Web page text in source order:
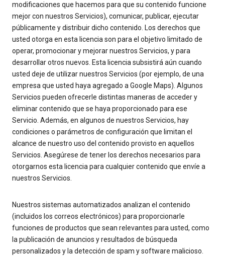
modificaciones que hacemos para que su contenido funcione
mejor con nuestros Servicios), comunicar, publicar, ejecutar
públicamente y distribuir dicho contenido. Los derechos que
usted otorga en esta licencia son para el objetivo limitado de
operar, promocionar y mejorar nuestros Servicios, y para
desarrollar otros nuevos. Esta licencia subsistirá aún cuando
usted deje de utilizar nuestros Servicios (por ejemplo, de una
empresa que usted haya agregado a Google Maps). Algunos
Servicios pueden ofrecerle distintas maneras de acceder y
eliminar contenido que se haya proporcionado para ese
Servicio. Además, en algunos de nuestros Servicios, hay
condiciones o parámetros de configuración que limitan el
alcance de nuestro uso del contenido provisto en aquellos
Servicios. Asegúrese de tener los derechos necesarios para
otorgarnos esta licencia para cualquier contenido que envíe a
nuestros Servicios.
Nuestros sistemas automatizados analizan el contenido
(incluidos los correos electrónicos) para proporcionarle
funciones de productos que sean relevantes para usted, como
la publicación de anuncios y resultados de búsqueda
personalizados y la detección de spam y software malicioso.